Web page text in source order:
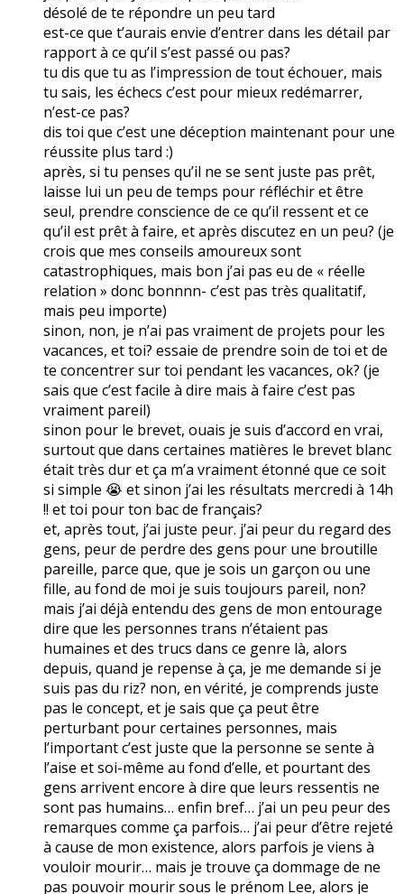
désolé de te répondre un peu tard
est-ce que t’aurais envie d’entrer dans les détail par
rapport à ce qu’il s’est passé ou pas?
tu dis que tu as l’impression de tout échouer, mais
tu sais, les échecs c’est pour mieux redémarrer,
n’est-ce pas?
dis toi que c’est une déception maintenant pour une
réussite plus tard :)
après, si tu penses qu’il ne se sent juste pas prêt,
laisse lui un peu de temps pour réfléchir et être
seul, prendre conscience de ce qu’il ressent et ce
qu’il est prêt à faire, et après discutez en un peu? (je
crois que mes conseils amoureux sont
catastrophiques, mais bon j’ai pas eu de « réelle
relation » donc bonnnn- c’est pas très qualitatif,
mais peu importe)
sinon, non, je n’ai pas vraiment de projets pour les
vacances, et toi? essaie de prendre soin de toi et de
te concentrer sur toi pendant les vacances, ok? (je
sais que c’est facile à dire mais à faire c’est pas
vraiment pareil)
sinon pour le brevet, ouais je suis d’accord en vrai,
surtout que dans certaines matières le brevet blanc
était très dur et ça m’a vraiment étonné que ce soit
si simple 😭 et sinon j’ai les résultats mercredi à 14h
!! et toi pour ton bac de français?
et, après tout, j’ai juste peur. j’ai peur du regard des
gens, peur de perdre des gens pour une broutille
pareille, parce que, que je sois un garçon ou une
fille, au fond de moi je suis toujours pareil, non?
mais j’ai déjà entendu des gens de mon entourage
dire que les personnes trans n’étaient pas
humaines et des trucs dans ce genre là, alors
depuis, quand je repense à ça, je me demande si je
suis pas du riz? non, en vérité, je comprends juste
pas le concept, et je sais que ça peut être
perturbant pour certaines personnes, mais
l’important c’est juste que la personne se sente à
l’aise et soi-même au fond d’elle, et pourtant des
gens arrivent encore à dire que leurs ressentis ne
sont pas humains… enfin bref… j’ai un peu peur des
remarques comme ça parfois… j’ai peur d’être rejeté
à cause de mon existence, alors parfois je viens à
vouloir mourir… mais je trouve ça dommage de ne
pas pouvoir mourir sous le prénom Lee, alors je